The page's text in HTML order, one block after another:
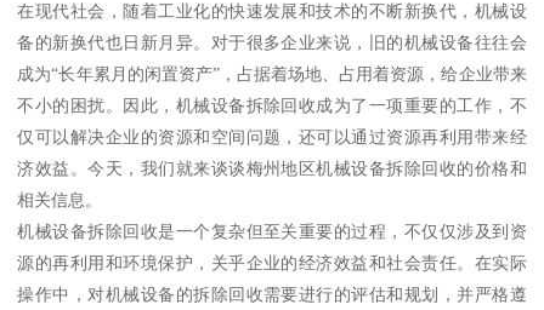
在现代社会，随着工业化的快速发展和技术的不断新换代，机械设
备的新换代也日新月异。对于很多企业来说，旧的机械设备往往会
成为“长年累月的闲置资产”，占据着场地、占用着资源，给企业带来
不小的困扰。因此，机械设备拆除回收成为了一项重要的工作，不
仅可以解决企业的资源和空间问题，还可以通过资源再利用带来经
济效益。今天，我们就来谈谈梅州地区机械设备拆除回收的价格和
相关信息。
机械设备拆除回收是一个复杂但至关重要的过程，不仅仅涉及到资
源的再利用和环境保护，关乎企业的经济效益和社会责任。在实际
操作中，对机械设备的拆除回收需要进行的评估和规划，并严格遵